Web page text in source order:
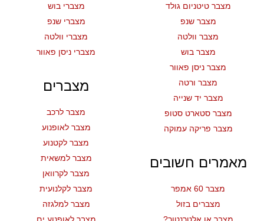
מצבר טיטניום גולד
מצבר שנפ
מצבר וולטה
מצבר בוש
מצבר ניסן פאוור
מצבר ורטה
מצבר יד שנייה
מצבר סטארט סטופ
מצבר פריקה עמוקה
מאמרים חשובים
מצבר 60 אמפר
מצברים בזול
מצבר או אלטרנטור?
מצברי בוש
מצברי שנפ
מצברי וולטה
מצברי ניסן פאוור
מצברים
מצבר לרכב
מצבר לאופנוע
מצבר לקטנוע
מצבר למשאית
מצבר לקרוואן
מצבר לקלנועית
מצבר למלגזה
מצבר לאופנוע ים